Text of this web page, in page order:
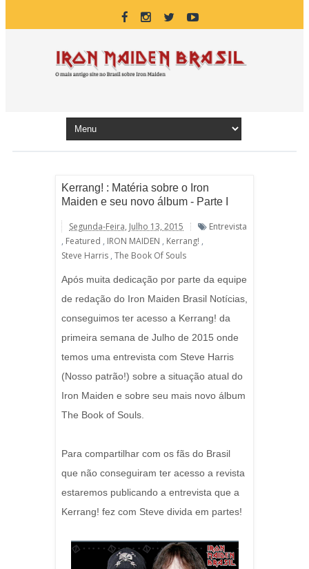
Kerrang! : Matéria sobre o Iron
Maiden e seu novo álbum - Parte I
Segunda-Feira, Julho 13, 2015
Entrevista
, Featured , IRON MAIDEN , Kerrang! ,
Steve Harris , The Book Of Souls
Após muita dedicação por parte da equipe
de redação do Iron Maiden Brasil Notícias,
conseguimos ter acesso a Kerrang! da
primeira semana de Julho de 2015 onde
temos uma entrevista com Steve Harris
(Nosso patrão!) sobre a situação atual do
Iron Maiden e sobre seu mais novo álbum
The Book of Souls.
Para compartilhar com os fãs do Brasil
que não conseguiram ter acesso a revista
estaremos publicando a entrevista que a
Kerrang! fez com Steve divida em partes!